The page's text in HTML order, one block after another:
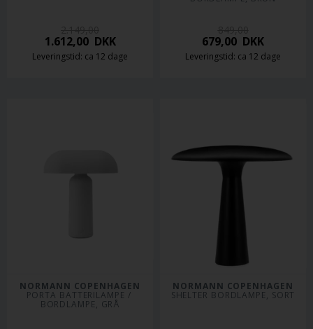
1.612,00DKK
Leveringstid: ca 12 dage
679,00 DKK
Leveringstid: ca 12 dage
NORMANN COPENHAGEN
PORTA BATTERILAMPE /
BORDLAMPE, GRÅ
NORMANN COPENHAGEN
SHELTER BORDLAMPE, SORT